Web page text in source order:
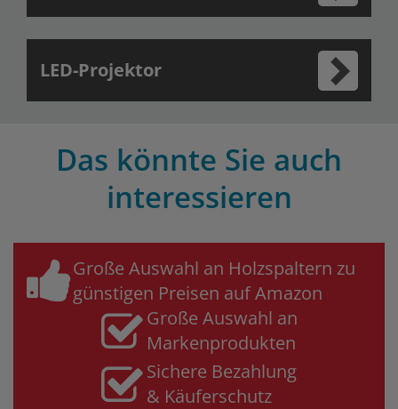
LED-Projektor
Das könnte Sie auch
interessieren
Große Auswahl an Holzspaltern zu
günstigen Preisen auf Amazon
Große Auswahl an
Markenprodukten
Sichere Bezahlung
& Käuferschutz